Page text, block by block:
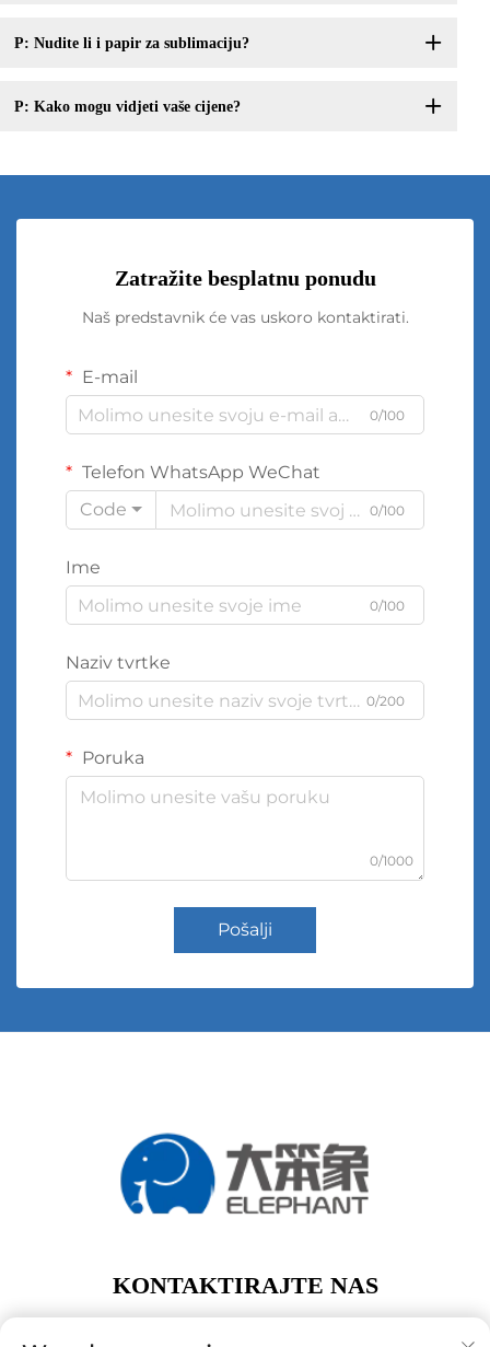
P: Nudite li i papir za sublimaciju?
P: Kako mogu vidjeti vaše cijene?
Zatražite besplatnu ponudu
Naš predstavnik će vas uskoro kontaktirati.
E-mail
0/100
Telefon WhatsApp WeChat
Code
0/100
Ime
0/100
Naziv tvrtke
0/200
Poruka
0/1000
Pošalji
KONTAKTIRAJTE NAS